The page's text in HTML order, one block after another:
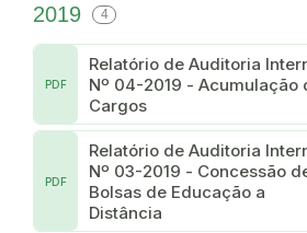
2019 4
Relatório de Auditoria
Nº 04-2019 - Acumulação
Cargos
PDF
Relatório de Auditoria
Nº 03-2019 - Concessão
Bolsas de Educação a
Distância
PDF